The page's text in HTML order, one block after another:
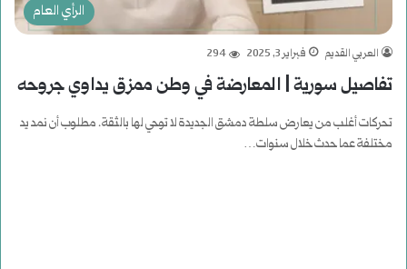
الرأي العام
العربي القديم فبراير 3, 2025 294
تفاصيل سورية | المعارضة في وطن ممزق يداوي جروحه
تحركات أغلب من يعارض سلطة دمشق الجديدة لا توحي لها بالثقة. مطلوب أن نمد يد
مختلفة عما حدث خلال سنوات…